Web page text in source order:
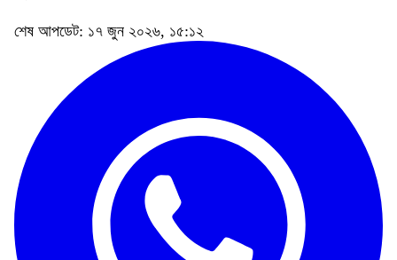
শেষ আপডেট: ১৭ জুন ২০২৬, ১৫:১২